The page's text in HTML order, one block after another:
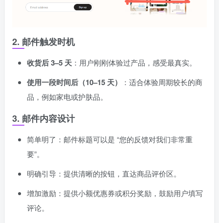
2. 邮件触发时机
收货后 3–5 天 ：用户刚刚体验过产品，感受最真实。
使用一段时间后（10–15 天）
：适合体验周期较长的商
品，例如家电或护肤品。
3. 邮件内容设计
简单明了：邮件标题可以是 “您的反馈对我们非常重
要”。
明确引导：提供清晰的按钮，直达商品评价区。
增加激励：提供小额优惠券或积分奖励，鼓励用户填写
评论。